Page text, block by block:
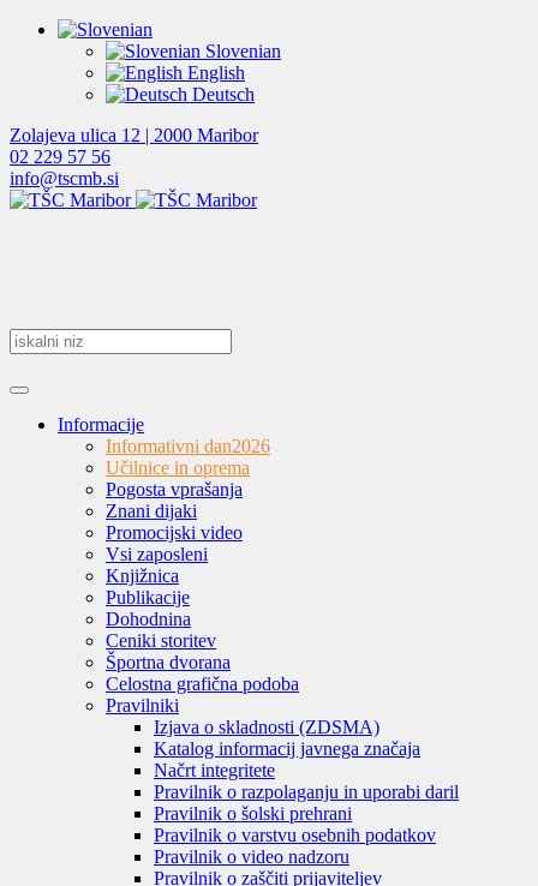
Slovenian
English
Deutsch
Zolajeva ulica 12 | 2000 Maribor
02 229 57 56
info@tscmb.si
Informacije
Informativni dan2026
Učilnice in oprema
Pogosta vprašanja
Znani dijaki
Promocijski video
Vsi zaposleni
Knjižnica
Publikacije
Dohodnina
Ceniki storitev
Športna dvorana
Celostna grafična podoba
Pravilniki
Izjava o skladnosti (ZDSMA)
Katalog informacij javnega značaja
Načrt integritete
Pravilnik o razpolaganju in uporabi daril
Pravilnik o šolski prehrani
Pravilnik o varstvu osebnih podatkov
Pravilnik o video nadzoru
Pravilnik o zaščiti prijaviteljev